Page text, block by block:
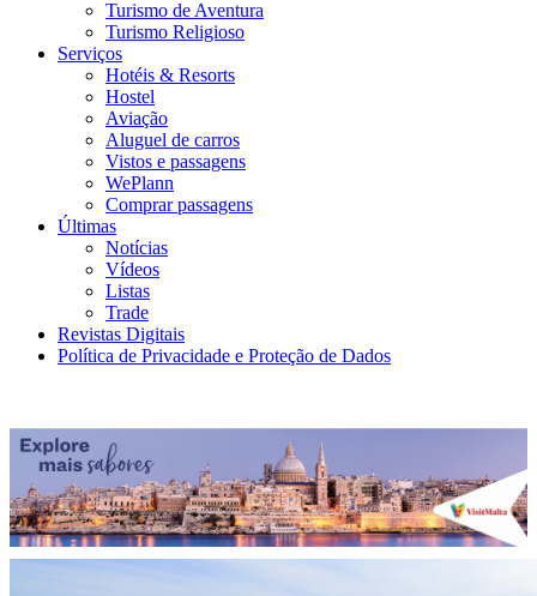
Turismo de Aventura
Turismo Religioso
Serviços
Hotéis & Resorts
Hostel
Aviação
Aluguel de carros
Vistos e passagens
WePlann
Comprar passagens
Últimas
Notícias
Vídeos
Listas
Trade
Revistas Digitais
Política de Privacidade e Proteção de Dados